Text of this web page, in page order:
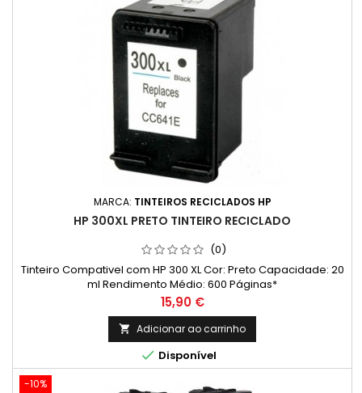
MARCA: TINTEIROS RECICLADOS HP
HP 300XL PRETO TINTEIRO RECICLADO
(0)
Tinteiro Compativel com HP 300 XL Cor: Preto Capacidade: 20
ml Rendimento Médio: 600 Páginas*
Preço
15,90 €
 Adicionar ao carrinho
 Disponível
-10%